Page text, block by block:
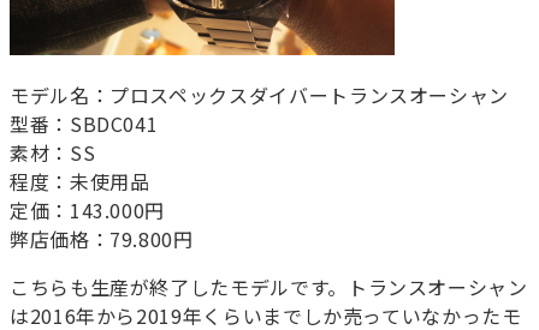
モデル名：プロスペックスダイバートランスオーシャン
型番：SBDC041
素材：SS
程度：未使用品
定価：143.000円
弊店価格：79.800円
こちらも生産が終了したモデルです。トランスオーシャン
は2016年から2019年くらいまでしか売っていなかったモ